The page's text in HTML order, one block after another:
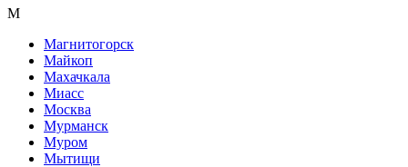
М
Магнитогорск
Майкоп
Махачкала
Миасс
Москва
Мурманск
Муром
Мытищи